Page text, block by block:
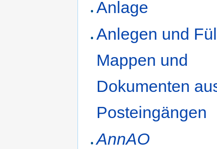
Anlage
Anlegen und
Mappen und
Dokumenten
Posteingängen
AnnAO